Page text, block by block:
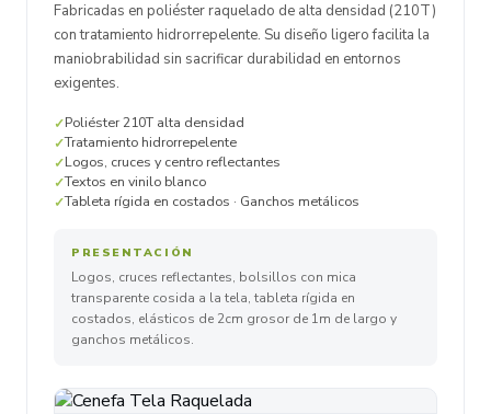
Fabricadas en poliéster raquelado de alta densidad (210T)
con tratamiento hidrorrepelente. Su diseño ligero facilita la
maniobrabilidad sin sacrificar durabilidad en entornos
exigentes.
Poliéster 210T alta densidad
Tratamiento hidrorrepelente
Logos, cruces y centro reflectantes
Textos en vinilo blanco
Tableta rígida en costados · Ganchos metálicos
PRESENTACIÓN
Logos, cruces reflectantes, bolsillos con mica
transparente cosida a la tela, tableta rígida en
costados, elásticos de 2cm grosor de 1m de largo y
ganchos metálicos.